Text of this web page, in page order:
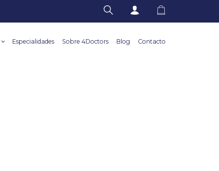
Especialidades Sobre 4Doctors Blog Contacto